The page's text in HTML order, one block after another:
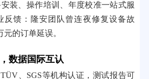
装、操作培训、年度校准一站式服
反馈：隆安团队曾连夜修复设备故
的订单延误。
数据国际互认
、SGS等机构认证，测试报告可